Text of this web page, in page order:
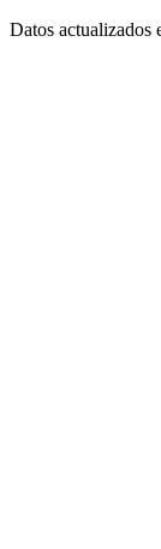
Datos actualizados